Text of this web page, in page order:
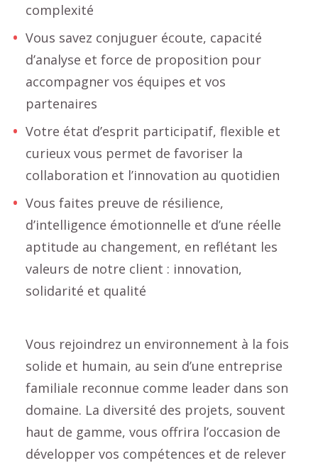
complexité
Vous savez conjuguer écoute, capacité
d’analyse et force de proposition pour
accompagner vos équipes et vos
partenaires
Votre état d’esprit participatif, flexible et
curieux vous permet de favoriser la
collaboration et l’innovation au quotidien
Vous faites preuve de résilience,
d’intelligence émotionnelle et d’une réelle
aptitude au changement, en reflétant les
valeurs de notre client : innovation,
solidarité et qualité
Vous rejoindrez un environnement à la fois
solide et humain, au sein d’une entreprise
familiale reconnue comme leader dans son
domaine. La diversité des projets, souvent
haut de gamme, vous offrira l’occasion de
développer vos compétences et de relever